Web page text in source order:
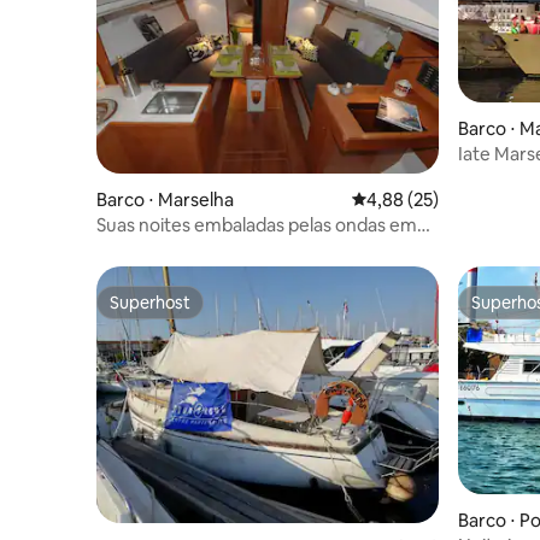
Barco ⋅ Marselha 4,88 de uma avaliação
4,88 (25)
Suas noites embaladas pelas ondas em
Barco ⋅
Iate
Superhost
Superhost
Barco ⋅